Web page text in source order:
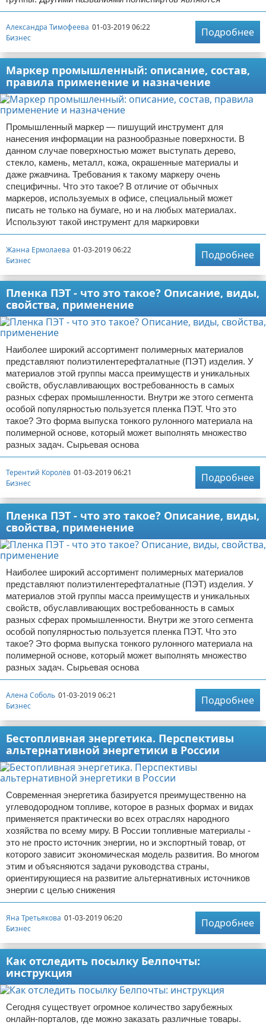
Александра Тимофеева 01-03-2019 06:22
Бизнес
Подробнее
Маркер промышленный: описание, состав,
правила применение и назначение
Промышленный маркер — пишущий инструмент для
нанесения информации на разнообразные поверхности. В
данном случае поверхностью может выступать дерево,
стекло, камень, металл, кожа, окрашенные материалы и
даже ржавчина. Требования к такому маркеру очень
специфичны. Что это такое? В отличие от обычных
маркеров, используемых в офисе, специальный может
писать не только на бумаге, но и на любых материалах.
Используют такой инструмент для маркировки
Жанна Ермолаева 01-03-2019 06:22
Бизнес
Подробнее
Пленка ПЭТ - что это такое? Описание, виды,
свойства, применение
Наиболее широкий ассортимент полимерных материалов
представляют полиэтилентерефталатные (ПЭТ) изделия. У
материалов этой группы масса преимуществ и уникальных
свойств, обуславливающих востребованность в самых
разных сферах промышленности. Внутри же этого сегмента
особой популярностью пользуется пленка ПЭТ. Что это
такое? Это форма выпуска тонкого рулонного материала на
полимерной основе, который может выполнять множество
разных задач. Сырьевая основа
Терентий Королёв 01-03-2019 06:21
Бизнес
Подробнее
Пленка ПЭТ - что это такое? Описание, виды,
свойства, применение
Наиболее широкий ассортимент полимерных материалов
представляют полиэтилентерефталатные (ПЭТ) изделия. У
материалов этой группы масса преимуществ и уникальных
свойств, обуславливающих востребованность в самых
разных сферах промышленности. Внутри же этого сегмента
особой популярностью пользуется пленка ПЭТ. Что это
такое? Это форма выпуска тонкого рулонного материала на
полимерной основе, который может выполнять множество
разных задач. Сырьевая основа
Алена Соболь 01-03-2019 06:21
Бизнес
Подробнее
Бестопливная энергетика. Перспективы
альтернативной энергетики в России
Современная энергетика базируется преимущественно на
углеводородном топливе, которое в разных формах и видах
применяется практически во всех отраслях народного
хозяйства по всему миру. В России топливные материалы -
это не просто источник энергии, но и экспортный товар, от
которого зависит экономическая модель развития. Во многом
этим и объясняются задачи руководства страны,
ориентирующиеся на развитие альтернативных источников
энергии с целью снижения
Яна Третьякова 01-03-2019 06:20
Бизнес
Подробнее
Как отследить посылку Белпочты:
инструкция
Сегодня существует огромное количество зарубежных
онлайн-порталов, где можно заказать различные товары.